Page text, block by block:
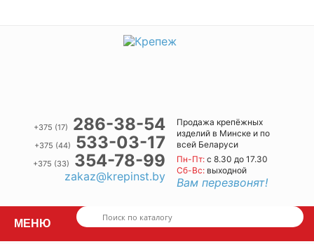
+375 (17) 286-38-54
+375 (44) 533-03-17
+375 (33) 354-78-99
zakaz@krepinst.by
Продажа крепёжных
изделий в Минске и по
всей Беларуси
Пн-Пт:с 8.30 до 17.30
Cб-Вс:выходной
Вам перезвонят!
МЕНЮ